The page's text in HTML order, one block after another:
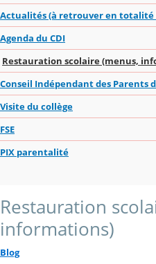
Actualités (à retrouver en totalité
Agenda du CDI
Restauration scolaire (menus,
Conseil Indépendant des Parents
Visite du collège
FSE
PIX parentalité
Restauration
informations)
Blog